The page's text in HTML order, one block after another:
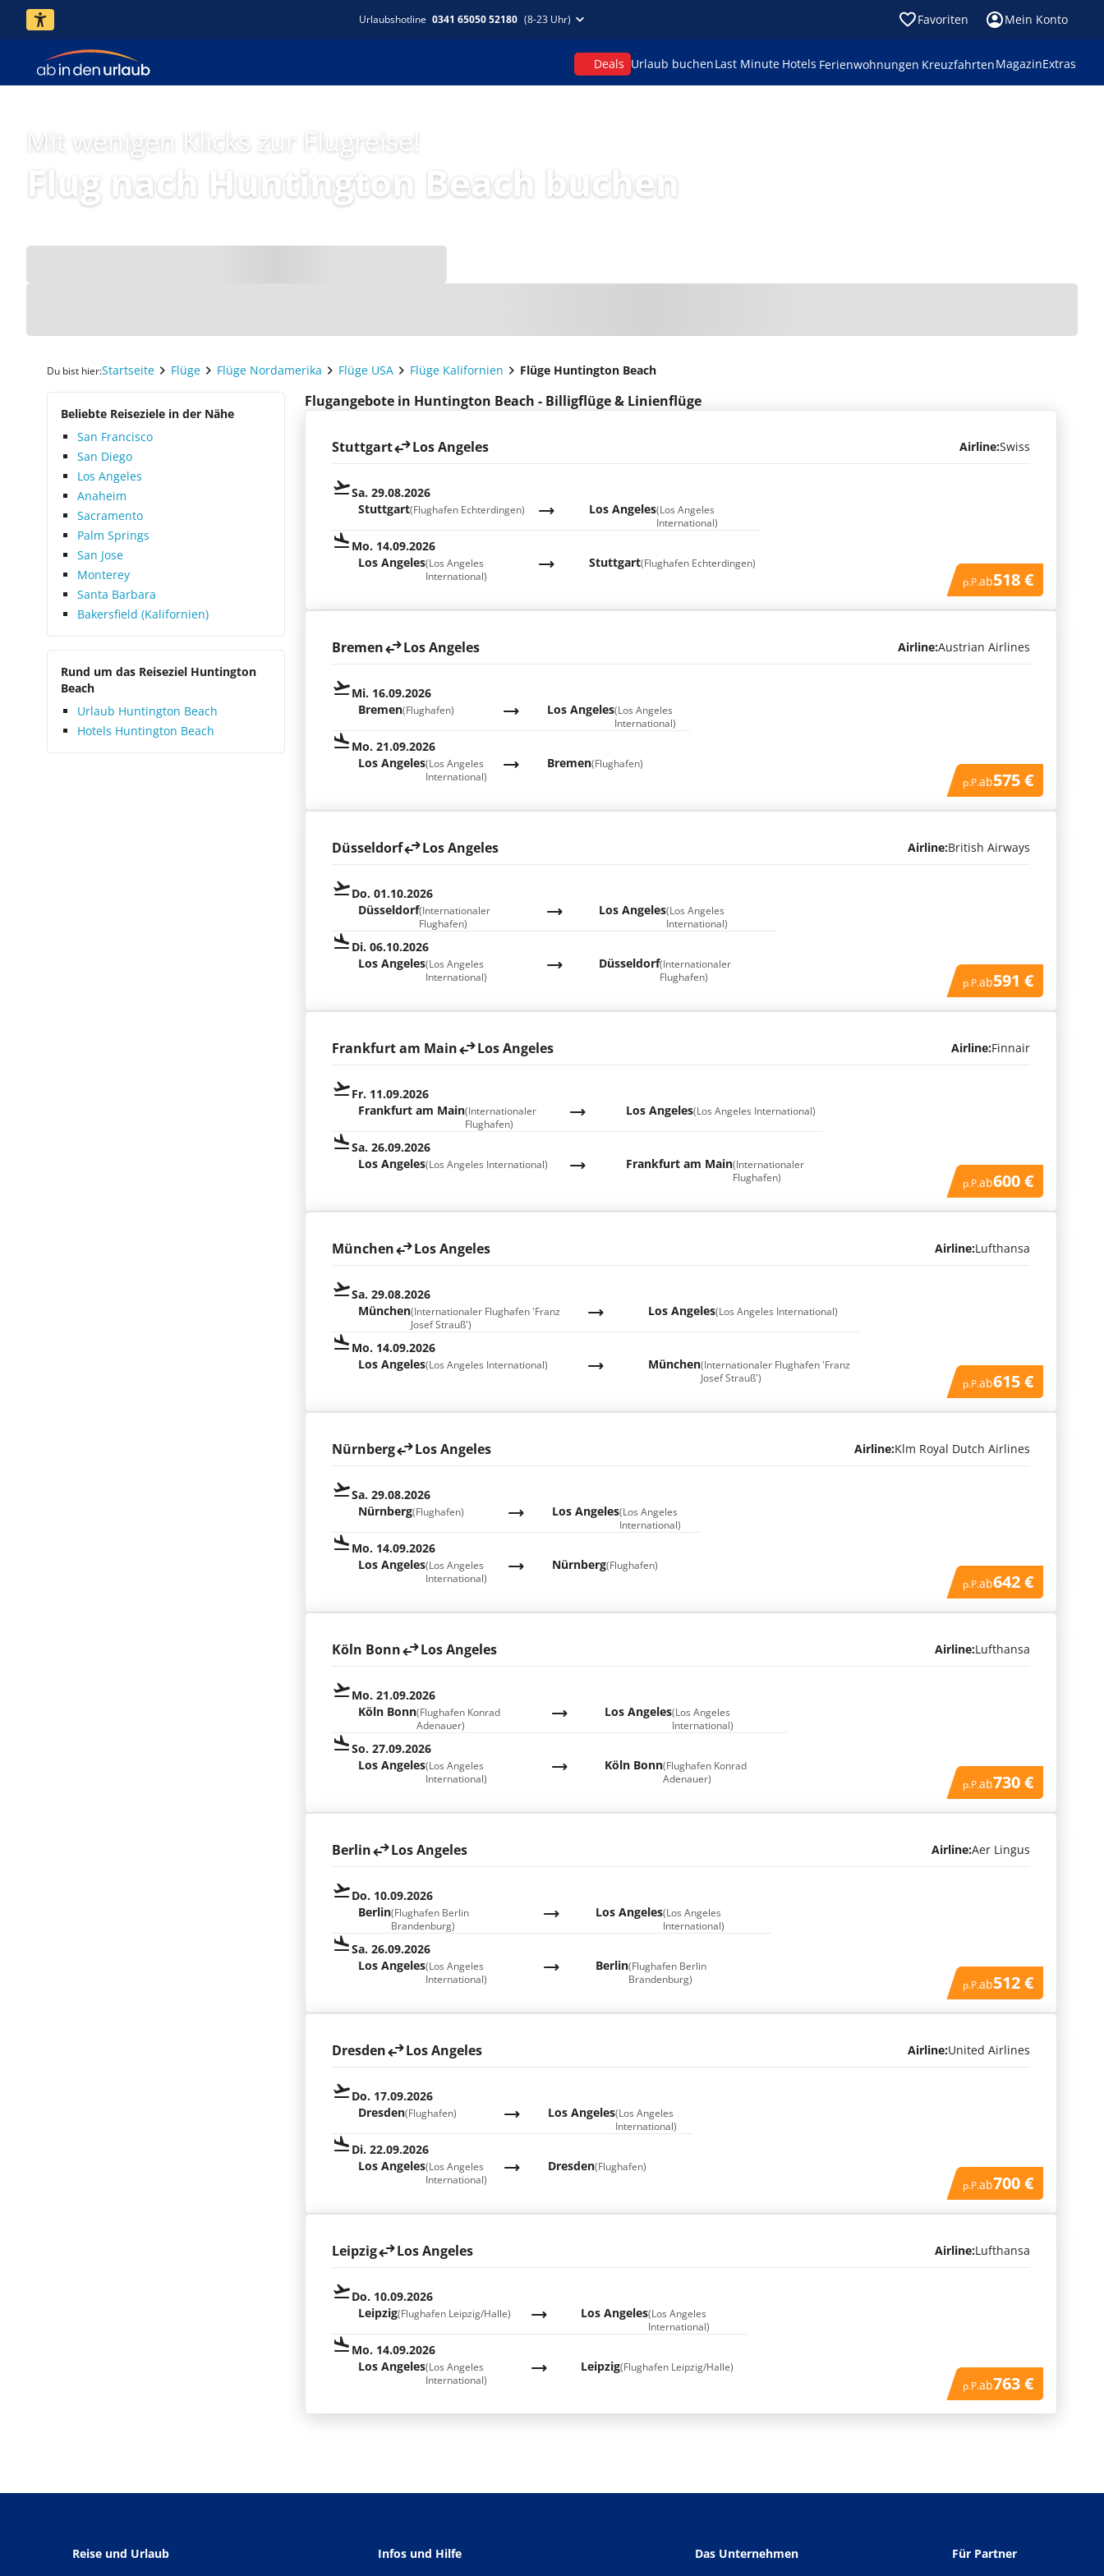
Urlaubshotline 0341 65050 52180 (8-23 Uhr) Favoriten Mein Konto
Deals Urlaub buchenLast Minute Hotels Ferienwohnungen KreuzfahrtenMagazinExtras
Mit wenigen Klicks zur Flugreise!
Flug nach Huntington Beach buchen
Du bist hier:Startseite Flüge Flüge Nordamerika Flüge USA Flüge Kalifornien Flüge Huntington Beach
Beliebte Reiseziele in der Nähe
San Francisco
San Diego
Los Angeles
Anaheim
Sacramento
Palm Springs
San Jose
Monterey
Santa Barbara
Bakersfield (Kalifornien)
Rund um das Reiseziel Huntington
Beach
Urlaub Huntington Beach
Hotels Huntington Beach
Flugangebote in Huntington Beach - Billigflüge & Linienflüge
Stuttgart Los Angeles Airline:Swiss
Sa. 29.08.2026
Stuttgart(Flughafen Echterdingen) Los Angeles(Los Angeles
International)
Mo. 14.09.2026
Stuttgart(Flughafen Echterdingen)
Los Angeles(Los Angeles
International)
p.P.ab518 €
Bremen Los Angeles Airline:Austrian Airlines
Mi. 16.09.2026
Bremen(Flughafen) Los Angeles(Los Angeles
International)
Mo. 21.09.2026
Bremen(Flughafen)
Los Angeles(Los Angeles
International)
p.P.ab575 €
Düsseldorf Los Angeles Airline:British Airways
Do. 01.10.2026
Düsseldorf(Internationaler
Flughafen)
Los Angeles(Los Angeles
International)
Di. 06.10.2026
Düsseldorf(Internationaler
Flughafen)
Los Angeles(Los Angeles
International)
p.P.ab591 €
Frankfurt am Main Los Angeles Airline:Finnair
Fr. 11.09.2026
Frankfurt am Main(Internationaler
Flughafen)
Los Angeles(Los Angeles International)
Sa. 26.09.2026
Frankfurt am Main(Internationaler
Flughafen)
Los Angeles(Los Angeles International)
p.P.ab600 €
München Los Angeles Airline:Lufthansa
Sa. 29.08.2026
München(Internationaler Flughafen 'Franz
Josef Strauß')
Los Angeles(Los Angeles International)
Mo. 14.09.2026
München(Internationaler Flughafen 'Franz
Josef Strauß')
Los Angeles(Los Angeles International)
p.P.ab615 €
Nürnberg Los Angeles Airline:Klm Royal Dutch Airlines
Sa. 29.08.2026
Nürnberg(Flughafen) Los Angeles(Los Angeles
International)
Mo. 14.09.2026
Nürnberg(Flughafen)
Los Angeles(Los Angeles
International)
p.P.ab642 €
Köln Bonn Los Angeles Airline:Lufthansa
Mo. 21.09.2026
Köln Bonn(Flughafen Konrad
Adenauer)
Los Angeles(Los Angeles
International)
So. 27.09.2026
Köln Bonn(Flughafen Konrad
Adenauer)
Los Angeles(Los Angeles
International)
p.P.ab730 €
Berlin Los Angeles Airline:Aer Lingus
Do. 10.09.2026
Berlin(Flughafen Berlin
Brandenburg)
Los Angeles(Los Angeles
International)
Sa. 26.09.2026
Berlin(Flughafen Berlin
Brandenburg)
Los Angeles(Los Angeles
International)
p.P.ab512 €
Dresden Los Angeles Airline:United Airlines
Do. 17.09.2026
Dresden(Flughafen) Los Angeles(Los Angeles
International)
Di. 22.09.2026
Dresden(Flughafen)
Los Angeles(Los Angeles
International)
p.P.ab700 €
Leipzig Los Angeles Airline:Lufthansa
Do. 10.09.2026
Leipzig(Flughafen Leipzig/Halle) Los Angeles(Los Angeles
International)
Mo. 14.09.2026
Leipzig(Flughafen Leipzig/Halle)
Los Angeles(Los Angeles
International)
p.P.ab763 €
Reise und Urlaub Infos und Hilfe Das Unternehmen Für Partner